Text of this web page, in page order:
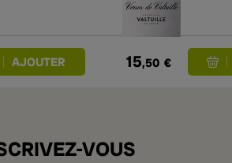
15,50 €
VOUS